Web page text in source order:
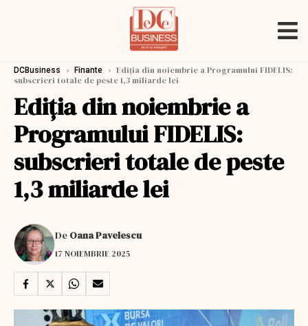
DCBusiness › Finante › Ediția din noiembrie a Programului FIDELIS:
subscrieri totale de peste 1,3 miliarde lei
Ediția din noiembrie a
Programului FIDELIS:
subscrieri totale de peste
1,3 miliarde lei
De Oana Pavelescu
17 NOIEMBRIE 2025